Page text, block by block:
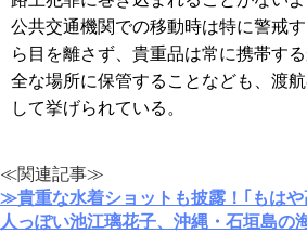
公共交通機関での移動時は特に警戒
ら目を離さず、貴重品は常に携帯す
全な場所に保管することなども、渡
して挙げられている。
≪関連記事≫
≫貴重な水着ショットも披露！｢もは
人っぽい池江璃花子、沖縄・石垣島の